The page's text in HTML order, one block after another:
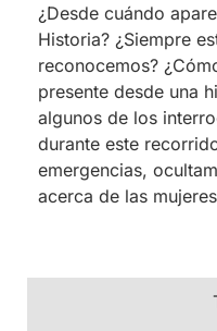
¿Desde cuándo
Historia? ¿Siempre
reconocemos?
presente desde una
algunos de los
durante este
emergencias,
acerca de las